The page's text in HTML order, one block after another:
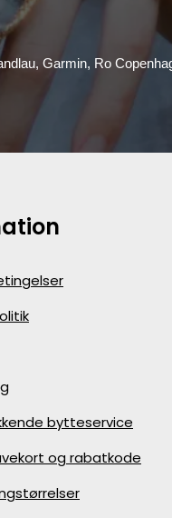
Garmin, Ro
bytteservice
og rabatkode